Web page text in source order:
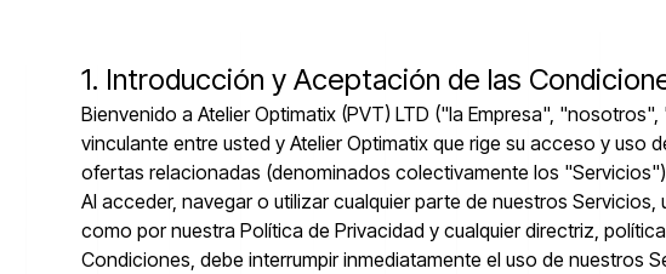
1. Introducción y Aceptación de las
Bienvenido a Atelier Optimatix (PVT) LTD ("la Empresa",
vinculante entre usted y Atelier Optimatix que rige su acceso y
ofertas relacionadas (denominados colectivamente los
Al acceder, navegar o utilizar cualquier parte de nuestros
como por nuestra Política de Privacidad y cualquier directriz,
Condiciones, debe interrumpir inmediatamente el uso de nuestros